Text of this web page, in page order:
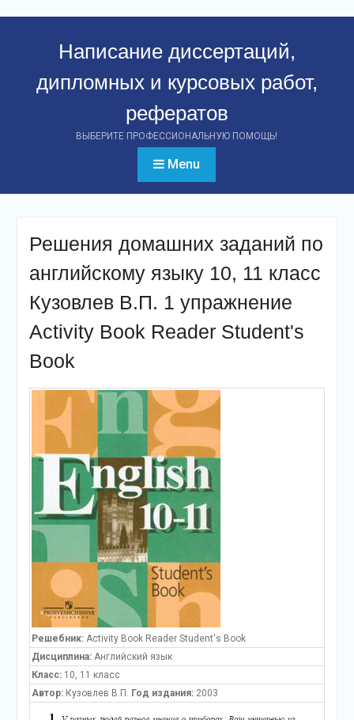
Написание диссертаций,
дипломных и курсовых работ,
рефератов
ВЫБЕРИТЕ ПРОФЕССИОНАЛЬНУЮ ПОМОЩЬ!
Menu
Решения домашних заданий по
английскому языку 10, 11 класс
Кузовлев В.П. 1 упражнение
Activity Book Reader Student's
Book
Решебник:Activity Book Reader Student's Book
Дисциплина:Английский язык
Класс:10, 11 класс
Автор:Кузовлев В.П. Год издания:2003